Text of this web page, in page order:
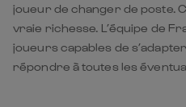
joueur de changer de poste.
vraie richesse. L’équipe de
joueurs capables de
répondre à toutes les